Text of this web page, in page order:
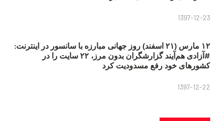
1397-12-23
۱۲ مارس (۲۱ اسفند) روز جهانی مبارزه با سانسور در اینترنت:
#آزادی هم‌آیند گزارشگران‌ بدون مرز، ۲۲ سایت را در
کشورهای خود رفع مسدودیت کرد
1397-12-22